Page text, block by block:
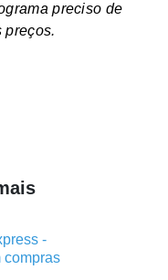
preciso de
preços.
-
compras